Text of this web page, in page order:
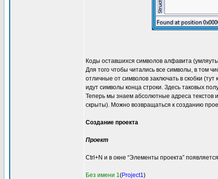
Коды оставшихся символов алфавита
Для того чтобы читались все символы, в том
отличные от символов заключать в скобки
идут символы конца строки. Здесь таковых
Теперь мы знаем абсолютные адреса текстов
скрыты). Можно возвращаться к созданию
Создание проекта
Проект
Ctrl+N и в окне “Элементы проекта”
Без имени 1(Project1)